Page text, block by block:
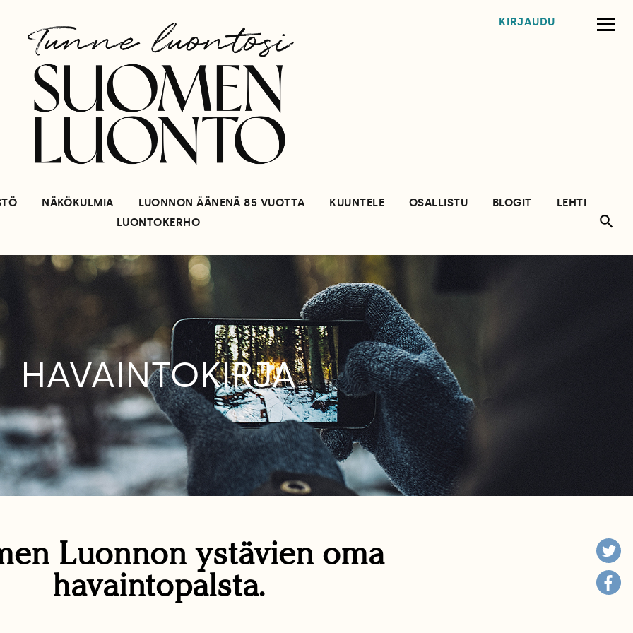
KIRJAUDU
NÄKÖKULMIA LUONNON ÄÄNENÄ 85 VUOTTA KUUNTELE OSALLISTU BLOGIT
LEHTI
LUONTOKERHO
HAVAINTOKIRJA
Luonnon ystävien oma
havaintopalsta.